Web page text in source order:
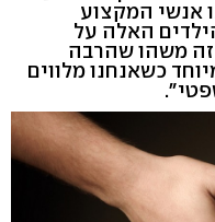
אנשי המקצוע
האלה על
זה משהו שהרבה
כשאנחנו מלווים